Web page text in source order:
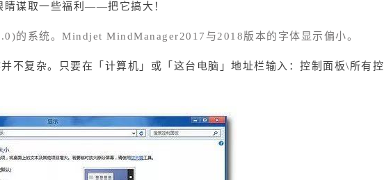
谋取一些福利——把它搞大！
的系统。Mindjet MindManager2017与2018版本的字体显示偏小。
不复杂。只要在「计算机」或「这台电脑」地址栏输入：控制面板\所有控